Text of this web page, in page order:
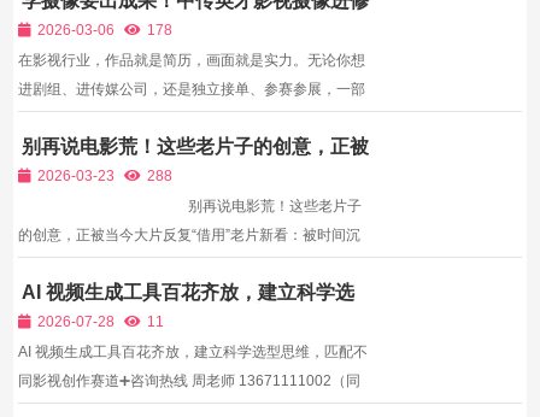
班：全程作品孵化，结业即拿成片入行
2026-03-06
178
在影视行业，作品就是简历，画面就是实力。无论你想
进剧组、进传媒公司，还是独立接单、参赛参展，一部
人学习摄像很久，技术练了不少，却始终没有拿得出手
的作品，求职无门、发展受限。中传英才影视教育精准
别再说电影荒！这些老片子的创意，正被
当今大片反复“借用”
2026-03-23
288
别再说电影荒！这些老片子
的创意，正被当今大片反复“借用”老片新看：被时间沉
论及《公民凯恩》时说，这部电影的价值很大程度上是
在“重看”的过程中被发现的，观者在...
AI 视频生成工具百花齐放，建立科学选
型思维，匹配不同影视创作赛道
2026-07-28
11
AI 视频生成工具百花齐放，建立科学选型思维，匹配不
同影视创作赛道➕咨询热线 周老师 13671111002（同